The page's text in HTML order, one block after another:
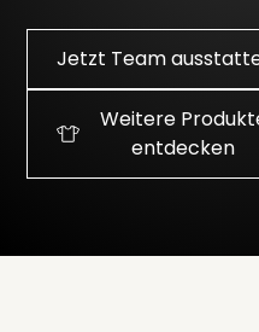
Jetzt Team
Weitere
entdecken